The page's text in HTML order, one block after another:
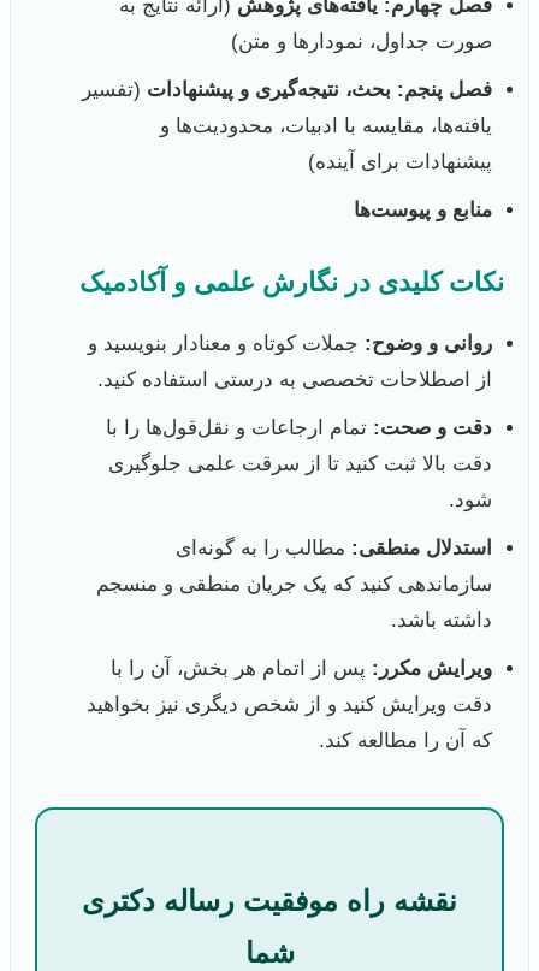
فصل چهارم: یافته‌های پژوهش (ارائه نتایج به
صورت جداول، نمودارها و متن)
فصل پنجم: بحث، نتیجه‌گیری و پیشنهادات (تفسیر
یافته‌ها، مقایسه با ادبیات، محدودیت‌ها و
پیشنهادات برای آینده)
منابع و پیوست‌ها
نکات کلیدی در نگارش علمی و آکادمیک
روانی و وضوح: جملات کوتاه و معنادار بنویسید و
از اصطلاحات تخصصی به درستی استفاده کنید.
دقت و صحت: تمام ارجاعات و نقل‌قول‌ها را با
دقت بالا ثبت کنید تا از سرقت علمی جلوگیری
شود.
استدلال منطقی: مطالب را به گونه‌ای
سازماندهی کنید که یک جریان منطقی و منسجم
داشته باشد.
ویرایش مکرر: پس از اتمام هر بخش، آن را با
دقت ویرایش کنید و از شخص دیگری نیز بخواهید
که آن را مطالعه کند.
نقشه راه موفقیت رساله دکتری
شما